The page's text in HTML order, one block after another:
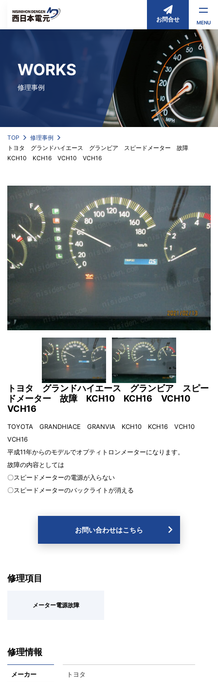
お問合せ MENU
WORKS
修理事例
TOP
修理事例
トヨタ グランドハイエース グランビア スピードメーター 故障
KCH10 KCH16 VCH10 VCH16
トヨタ グランドハイエース グランビア スピー
ドメーター 故障 KCH10 KCH16 VCH10
VCH16
TOYOTA GRANDHIACE GRANVIA KCH10 KCH16 VCH10
VCH16
平成11年からのモデルでオプティトロンメーターになります。
故障の内容としては
〇スピードメーターの電源が入らない
〇スピードメーターのバックライトが消える
お問い合わせはこちら
修理項目
メーター電源故障
修理情報
メーカー トヨタ